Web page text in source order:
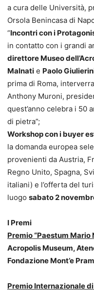
a cura delle Università,
Orsola Benincasa di
“Incontri con i
in contatto con i grandi
direttore Museo
Malnati e Paolo
prima di Roma,
Anthony Muroni,
quest’anno celebra i 50
di pietra”;
Workshop con i buyer
la domanda europea
provenienti da Austria,
Regno Unito, Spagna,
italiani) e l’offerta del
luogo sabato 2
I Premi
Premio “Paestum Mario
Acropolis Museum,
Fondazione Mont’e
Premio Internazionale